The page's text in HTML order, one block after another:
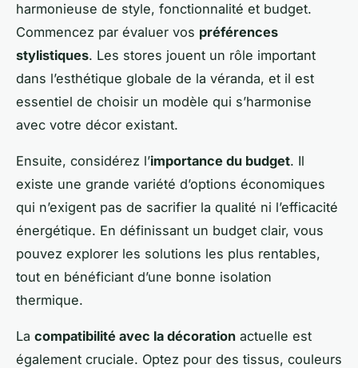
harmonieuse de style, fonctionnalité et budget.
Commencez par évaluer vos préférences
stylistiques. Les stores jouent un rôle important
dans l’esthétique globale de la véranda, et il est
essentiel de choisir un modèle qui s’harmonise
avec votre décor existant.
Ensuite, considérez l’importance du budget. Il
existe une grande variété d’options économiques
qui n’exigent pas de sacrifier la qualité ni l’efficacité
énergétique. En définissant un budget clair, vous
pouvez explorer les solutions les plus rentables,
tout en bénéficiant d’une bonne isolation
thermique.
La compatibilité avec la décoration actuelle est
également cruciale. Optez pour des tissus, couleurs